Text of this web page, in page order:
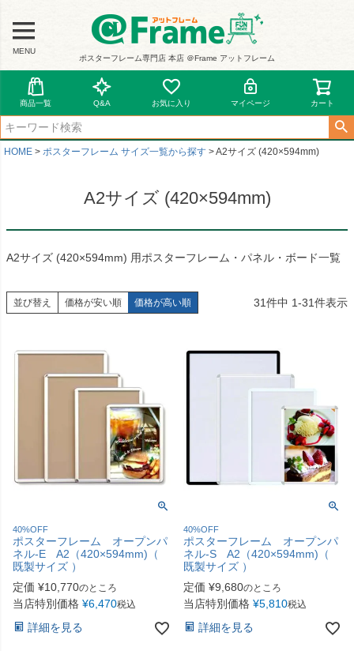
MENU
ポスターフレーム専門店 本店 ＠Frame アットフレーム
商品一覧 Q&A お気に入り マイページ カート
HOME ポスターフレーム サイズ一覧から探す A2サイズ (420×594mm)
A2サイズ (420×594mm)
A2サイズ (420×594mm) 用ポスターフレーム・パネル・ボード一覧
並び替え 価格が安い順 価格が高い順 31件中 1-31件表示
40%OFF
ポスターフレーム オープンパ
ネル-E A2（420×594mm)（
既製サイズ ）
定価 ¥10,770のところ
当店特別価格 ¥6,470税込
詳細を見る
40%OFF
ポスターフレーム オープンパ
ネル-S A2（420×594mm)（
既製サイズ ）
定価 ¥9,680のところ
当店特別価格 ¥5,810税込
詳細を見る